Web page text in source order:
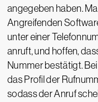
angegeben haben.
Angreifenden
unter einer
anruft, und hoffen,
Nummer bestätigt.
das Profil der
sodass der Anruf